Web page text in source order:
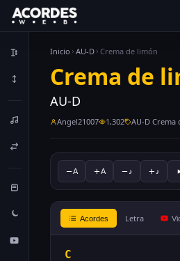
Inicio AU-D Crema de limón
Crema de
AU-D
Angel21007 1,302 AU-D Crema
A A ♪ ♪
Acordes Letra
C